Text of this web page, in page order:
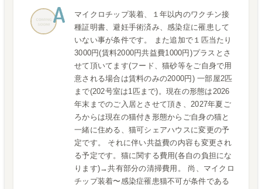
マイクロチップ装着、１年以内のワクチン接
種証明書、避妊手術済み、感染症に罹患して
いない事が条件です。 また追加で１匹当たり
3000円(賃料2000円共益費1000円)プラスとさ
せて頂いてます(フード、猫砂等をご自身で用
意される場合は賃料のみの2000円) 一部屋2匹
まで(202号室は1匹まで)。現在の形態は2026
年末までのご入居とさせて頂き、2027年夏ご
ろからは現在の猫付き形態からご自身の猫と
一緒に住める、猫可シェアハウスに変更の予
定です。 それに伴い共益費の内容も変更され
る予定です。猫に関する費用(各自の負担にな
ります)→共有部分の清掃費用。 尚、マイクロ
チップ装着〜感染症罹患猫不可が条件である